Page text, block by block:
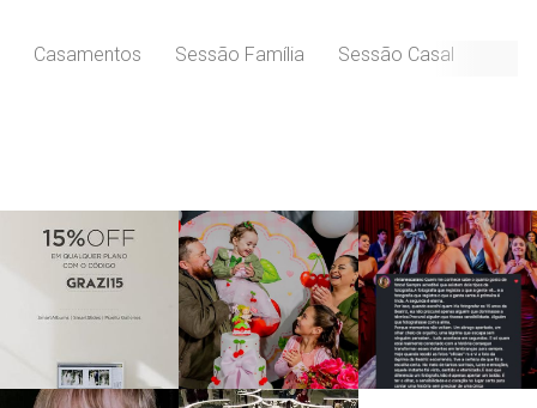
Casamentos Sessão Família Sessão Casal